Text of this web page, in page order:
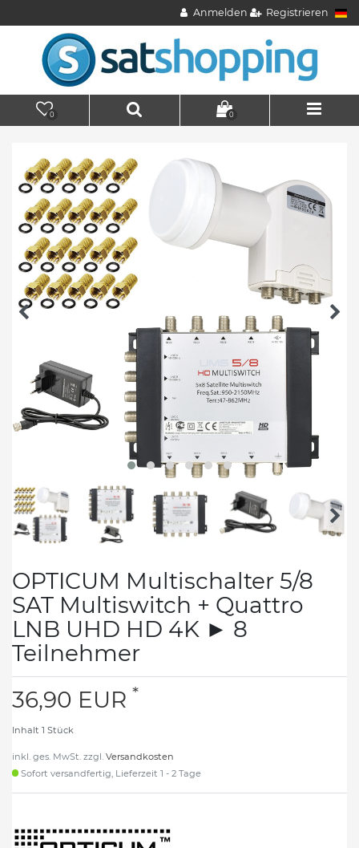
Anmelden Registrieren
0 0
OPTICUM Multischalter 5/8
SAT Multiswitch + Quattro
LNB UHD HD 4K ► 8
Teilnehmer
36,90 EUR *
Inhalt 1 Stück
inkl. ges. MwSt. zzgl. Versandkosten
Sofort versandfertig, Lieferzeit 1 - 2 Tage